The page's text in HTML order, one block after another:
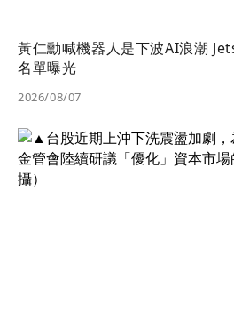
黃仁勳喊機器人是下波AI浪潮 Jetson Thor生態系台鏈
名單曝光
2026/08/07